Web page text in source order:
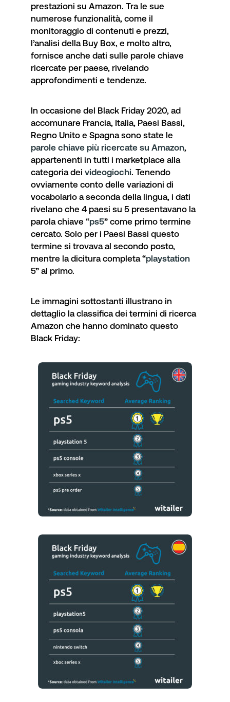
prestazioni su Amazon. Tra le sue
numerose funzionalità, come il
monitoraggio di contenuti e prezzi,
l’analisi della Buy Box, e molto altro,
fornisce anche dati sulle parole chiave
ricercate per paese, rivelando
approfondimenti e tendenze.
In occasione del Black Friday 2020, ad
accomunare Francia, Italia, Paesi Bassi,
Regno Unito e Spagna sono state le
parole chiave più ricercate su Amazon,
appartenenti in tutti i marketplace alla
categoria dei videogiochi. Tenendo
ovviamente conto delle variazioni di
vocabolario a seconda della lingua, i dati
rivelano che 4 paesi su 5 presentavano la
parola chiave “ps5” come primo termine
cercato. Solo per i Paesi Bassi questo
termine si trovava al secondo posto,
mentre la dicitura completa “playstation
5” al primo.
Le immagini sottostanti illustrano in
dettaglio la classifica dei termini di ricerca
Amazon che hanno dominato questo
Black Friday: